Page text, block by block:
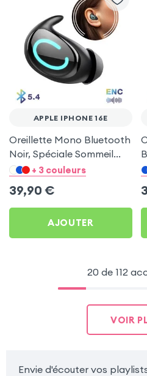
APPLE IPHONE 16E
Oreillette Mono Bluetooth
Noir, Spéciale Sommeil
pour Apple iPhone 16e
+ 3 couleurs
39,90 €
AJOUTER
20 de 112
VOIR
Envie d'écouter vos